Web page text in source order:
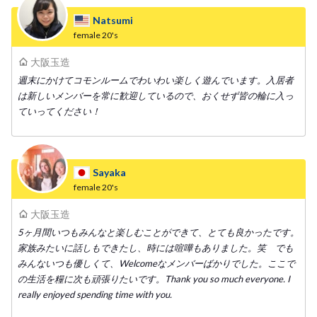
Natsumi
female20's
大阪玉造
週末にかけてコモンルームでわいわい楽しく遊んでいます。入居者
は新しいメンバーを常に歓迎しているので、おくせず皆の輪に入っ
ていってください！
Sayaka
female20's
大阪玉造
5ヶ月間いつもみんなと楽しむことができて、とても良かったです。
家族みたいに話しもできたし、時には喧嘩もありました。笑 でも
みんないつも優しくて、Welcomeなメンバーばかりでした。ここで
の生活を糧に次も頑張りたいです。Thank you so much everyone. I
really enjoyed spending time with you.